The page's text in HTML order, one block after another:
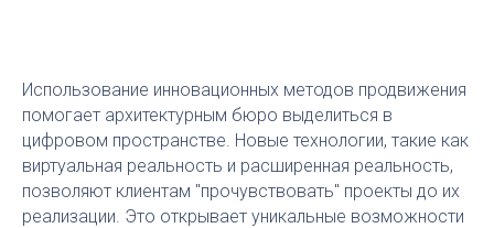
Использование инновационных методов продвижения
помогает архитектурным бюро выделиться в
цифровом пространстве. Новые технологии, такие как
виртуальная реальность и расширенная реальность,
позволяют клиентам "прочувствовать" проекты до их
реализации. Это открывает уникальные возможности